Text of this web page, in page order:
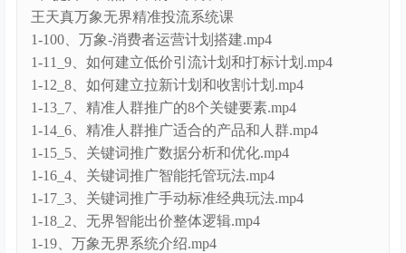
王天真万象无界精准投流系统课
1-100、万象-消费者运营计划搭建.mp4
1-11_9、如何建立低价引流计划和打标计划.mp4
1-12_8、如何建立拉新计划和收割计划.mp4
1-13_7、精准人群推广的8个关键要素.mp4
1-14_6、精准人群推广适合的产品和人群.mp4
1-15_5、关键词推广数据分析和优化.mp4
1-16_4、关键词推广智能托管玩法.mp4
1-17_3、关键词推广手动标准经典玩法.mp4
1-18_2、无界智能出价整体逻辑.mp4
1-19、万象无界系统介绍.mp4